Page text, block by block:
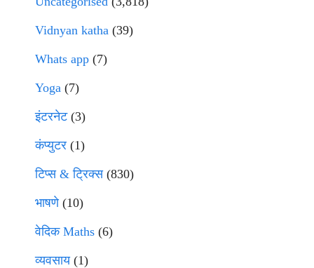
Vidnyan katha (39)
Whats app (7)
Yoga (7)
इंटरनेट(3)
कंप्युटर (1)
टिप्स & ट्रिक्स(830)
भाषणे(10)
वेदिक Maths (6)
व्यवसाय(1)